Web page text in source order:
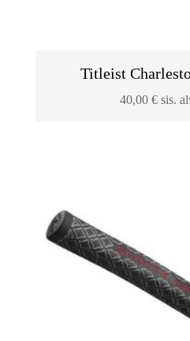
Titleist
40,00€ sis.